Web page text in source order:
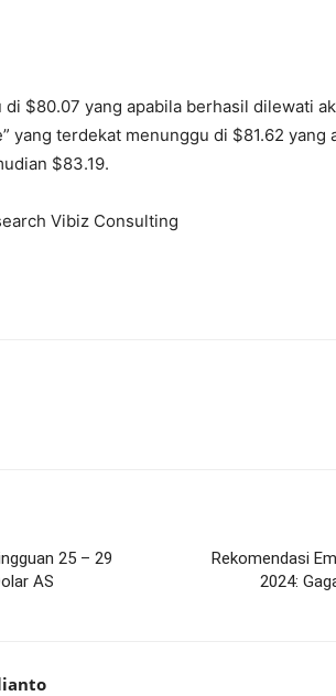
$80.07 yang apabila berhasil dilewati
yang terdekat menunggu di $81.62
$83.19.
Vibiz Consulting
25 – 29
AS
Rekomendasi
2024: